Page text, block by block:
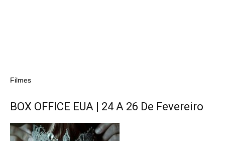
Filmes
BOX OFFICE EUA | 24 A 26 De Fevereiro